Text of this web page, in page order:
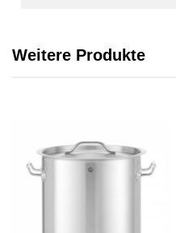
Weitere Produkte